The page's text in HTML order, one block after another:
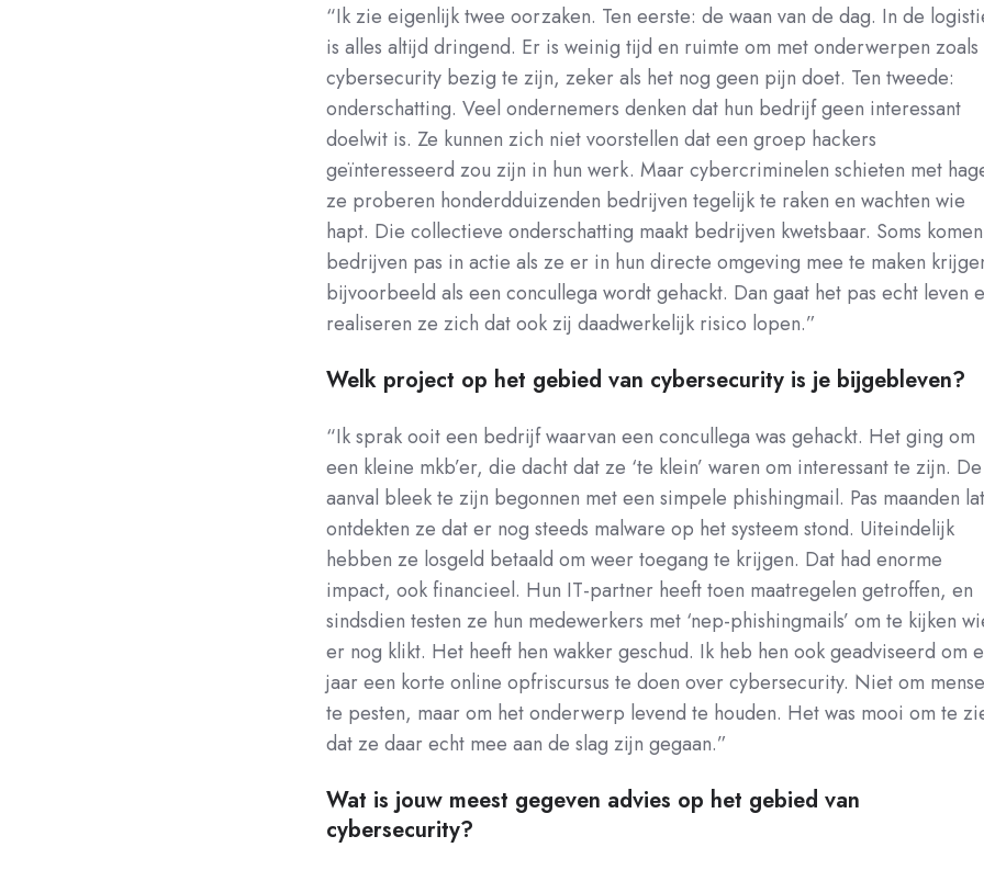
“Ik zie eigenlijk twee oorzaken. Ten eerste: de waan van de dag. In de
is alles altijd dringend. Er is weinig tijd en ruimte om met onderwerpen zoals
cybersecurity bezig te zijn, zeker als het nog geen pijn doet. Ten tweede:
onderschatting. Veel ondernemers denken dat hun bedrijf geen interessant
doelwit is. Ze kunnen zich niet voorstellen dat een groep hackers
geïnteresseerd zou zijn in hun werk. Maar cybercriminelen schieten met
ze proberen honderdduizenden bedrijven tegelijk te raken en wachten wie
hapt. Die collectieve onderschatting maakt bedrijven kwetsbaar. Soms komen
bedrijven pas in actie als ze er in hun directe omgeving mee te maken
bijvoorbeeld als een concullega wordt gehackt. Dan gaat het pas echt leven
realiseren ze zich dat ook zij daadwerkelijk risico lopen.”
Welk project op het gebied van cybersecurity is je bijgebleven?
“Ik sprak ooit een bedrijf waarvan een concullega was gehackt. Het ging om
een kleine mkb’er, die dacht dat ze ‘te klein’ waren om interessant te zijn. De
aanval bleek te zijn begonnen met een simpele phishingmail. Pas maanden
ontdekten ze dat er nog steeds malware op het systeem stond. Uiteindelijk
hebben ze losgeld betaald om weer toegang te krijgen. Dat had enorme
impact, ook financieel. Hun IT-partner heeft toen maatregelen getroffen, en
sindsdien testen ze hun medewerkers met ‘nep-phishingmails’ om te kijken
er nog klikt. Het heeft hen wakker geschud. Ik heb hen ook geadviseerd om
jaar een korte online opfriscursus te doen over cybersecurity. Niet om
te pesten, maar om het onderwerp levend te houden. Het was mooi om te
dat ze daar echt mee aan de slag zijn gegaan.”
Wat is jouw meest gegeven advies op het gebied van
cybersecurity?